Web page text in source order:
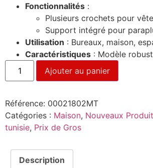
Fonctionnalités :
Plusieurs crochets pour
Support intégré pour
Utilisation : Bureaux, maison,
Caractéristiques : Modèle
Ajouter au panier
Référence: 00021802MT
Catégories : Maison, Nouveaux Produit
tunisie, Prix de Gros
Description